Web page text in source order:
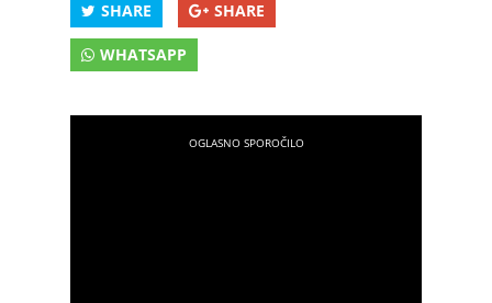
SHARE SHARE
WHATSAPP